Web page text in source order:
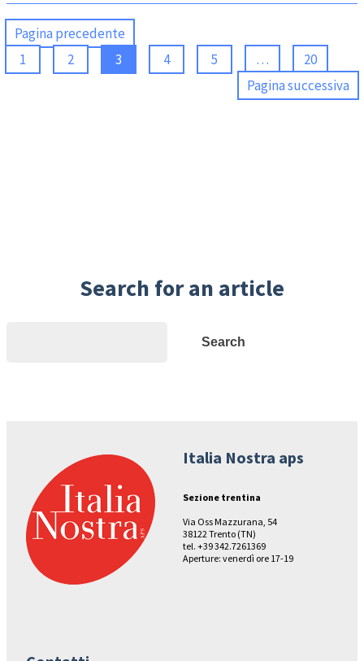
Pagina precedente
1
2 3 4 5 …
20
Pagina successiva
Search for an article
Search
Italia Nostra aps
Sezione trentina
Via Oss Mazzurana, 54
38122 Trento (TN)
tel. +39 342.7261369
Aperture: venerdì ore 17-19